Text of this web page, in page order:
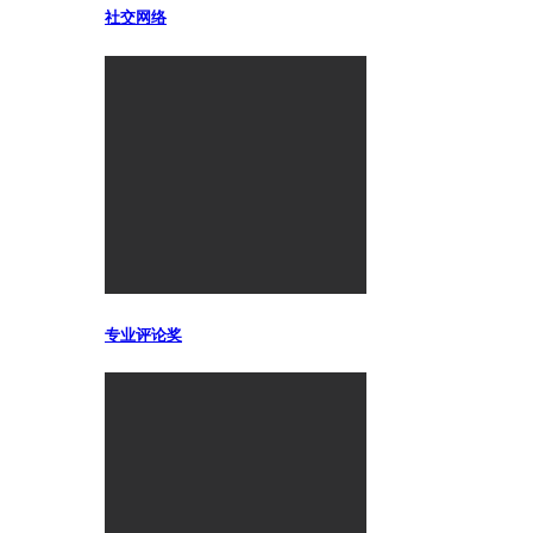
社交网络
专业评论奖